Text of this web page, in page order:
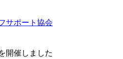
サポート協会
開催しました